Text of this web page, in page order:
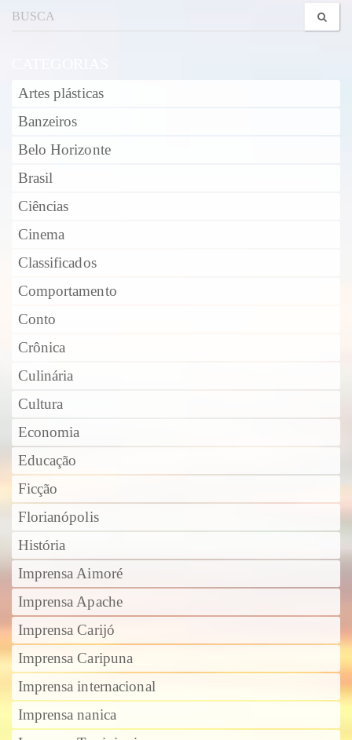
Artes plásticas
Banzeiros
Belo Horizonte
Brasil
Ciências
Cinema
Classificados
Comportamento
Conto
Crônica
Culinária
Cultura
Economia
Educação
Ficção
Florianópolis
História
Imprensa Aimoré
Imprensa Apache
Imprensa Carijó
Imprensa Caripuna
Imprensa internacional
Imprensa nanica